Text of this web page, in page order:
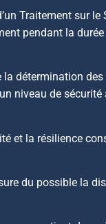
Traitement sur le
pendant la
détermination
niveau de sécurité
et la résilience
du possible la